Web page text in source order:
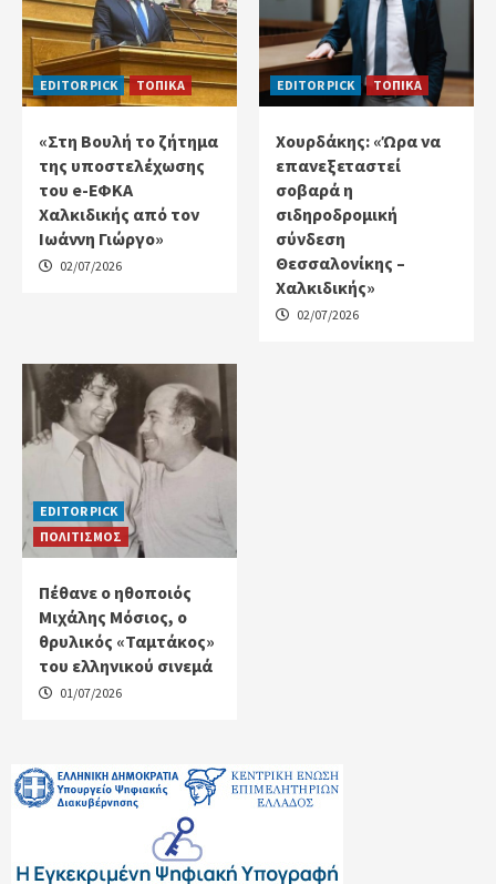
EDITOR PICK ΤΟΠΙΚΑ
«Στη Βουλή το ζήτημα
της υποστελέχωσης
του e-ΕΦΚΑ
Χαλκιδικής από τον
Ιωάννη Γιώργο»
02/07/2026
EDITOR PICK ΤΟΠΙΚΑ
Χουρδάκης: «Ώρα να
επανεξεταστεί
σοβαρά η
σιδηροδρομική
σύνδεση
Θεσσαλονίκης –
Χαλκιδικής»
02/07/2026
EDITOR PICK
ΠΟΛΙΤΙΣΜΟΣ
Πέθανε ο ηθοποιός
Μιχάλης Μόσιος, ο
θρυλικός «Ταμτάκος»
του ελληνικού σινεμά
01/07/2026